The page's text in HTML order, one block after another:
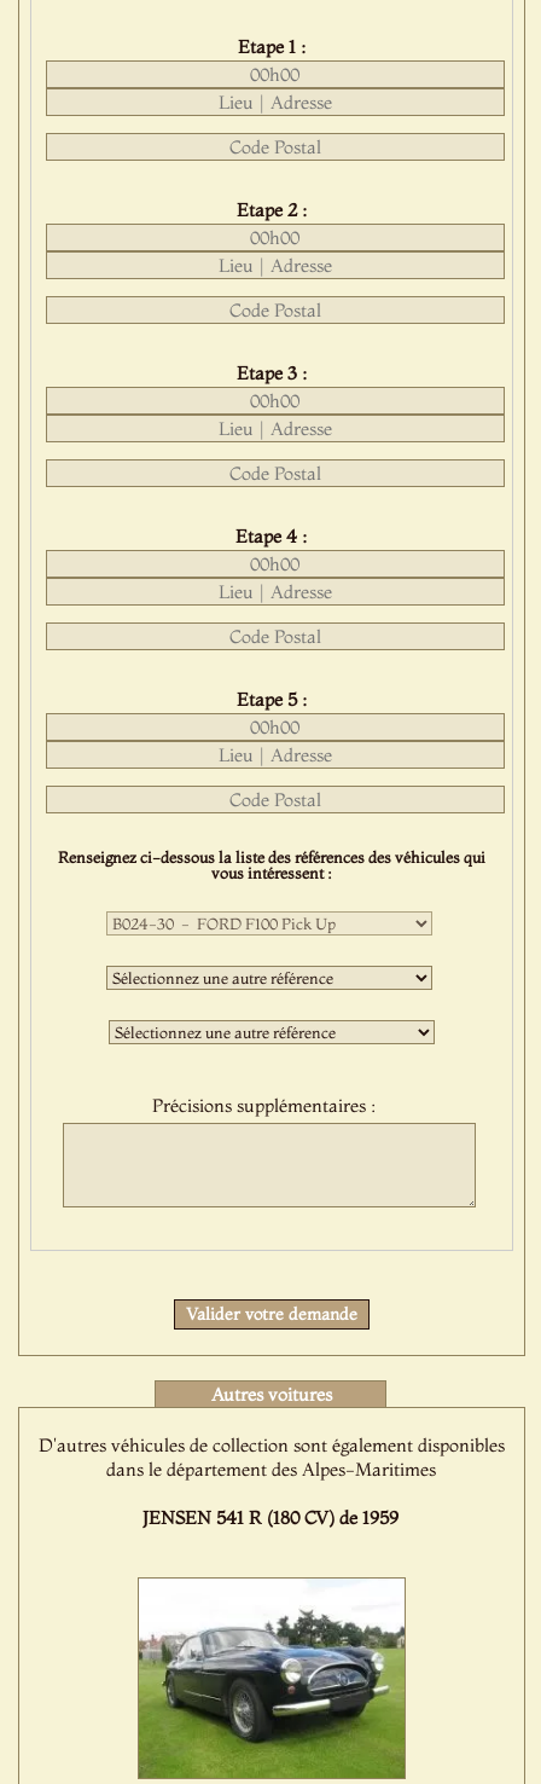
Etape 1 :
Etape 2 :
Etape 3 :
Etape 4 :
Etape 5 :
Renseignez ci-dessous la liste des références des véhicules qui
vous intéressent :
Première
sélection
:Deuxième
sélection
:Troisième
sélection
Précisions supplémentaires :
Valider votre demande
Autres voitures
D'autres véhicules de collection sont également disponibles
dans le département des Alpes-Maritimes
JENSEN 541 R (180 CV) de 1959